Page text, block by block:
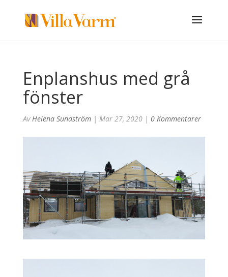
Enplanshus med grå
fönster
AvHelena Sundström| Mar 27, 2020| 0 Kommentarer